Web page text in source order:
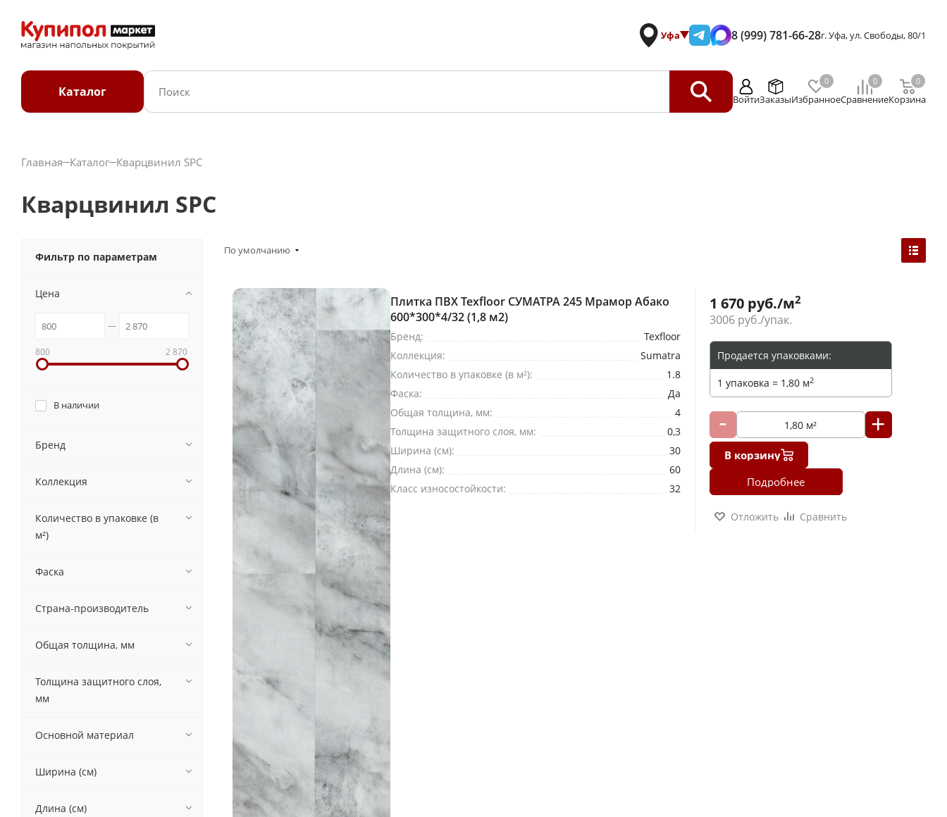
Уфа 8 (999) 781-66-28г. Уфа, ул. Свободы, 80/1
Каталог ВойтиЗаказы
0
Избранное
0
Сравнение
0
Корзина
Главная Каталог Кварцвинил SPC
Кварцвинил SPC
По умолчанию
Плитка ПВХ Texfloor СУМАТРА 245 Мрамор Абако
600*300*4/32 (1,8 м2)
Бренд:
Texfloor
Коллекция:
Sumatra
Количество в упаковке (в м²):
1.8
Фаска:
Да
Общая толщина, мм:
4
Толщина защитного слоя, мм:
0,3
Ширина (см):
30
Длина (см):
60
Класс износостойкости:
32
1 670руб./м2
3006руб./упак.
Продается упаковками:
1 упаковка = 1,80 м2
В корзину
Подробнее
Отложить Сравнить
Фильтр по параметрам
Цена
800 2 870
В наличии
Бренд
Коллекция
Количество в упаковке (в
м²)
Фаска
Страна-производитель
Общая толщина, мм
Толщина защитного слоя,
мм
Основной материал
Ширина (см)
Длина (см)